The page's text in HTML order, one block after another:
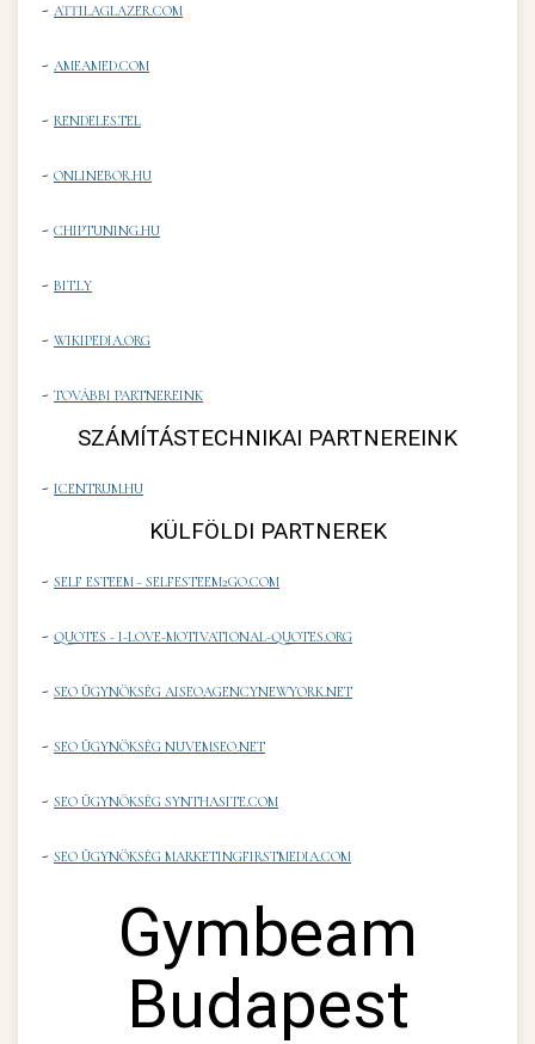
- ATTILAGLAZER.COM
- AMEAMED.COM
- RENDELES.TEL
- ONLINEBOR.HU
- CHIPTUNING.HU
- BIT.LY
- WIKIPEDIA.ORG
- TOVÁBBI PARTNEREINK
SZÁMÍTÁSTECHNIKAI PARTNEREINK
- ICENTRUM.HU
KÜLFÖLDI PARTNEREK
- SELF ESTEEM - SELFESTEEM2GO.COM
- QUOTES - I-LOVE-MOTIVATIONAL-QUOTES.ORG
- SEO ÜGYNÖKSÉG AISEOAGENCYNEWYORK.NET
- SEO ÜGYNÖKSÉG NUVEMSEO.NET
- SEO ÜGYNÖKSÉG SYNTHASITE.COM
- SEO ÜGYNÖKSÉG MARKETINGFIRSTMEDIA.COM
Gymbeam
Budapest